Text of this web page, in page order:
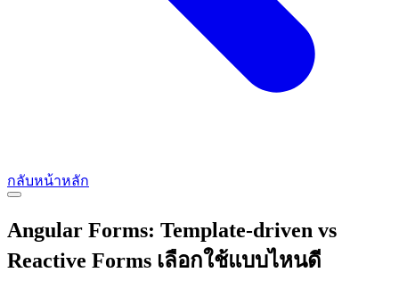
กลับหน้าหลัก
Angular Forms: Template-driven vs
Reactive Forms เลือกใช้แบบไหนดี